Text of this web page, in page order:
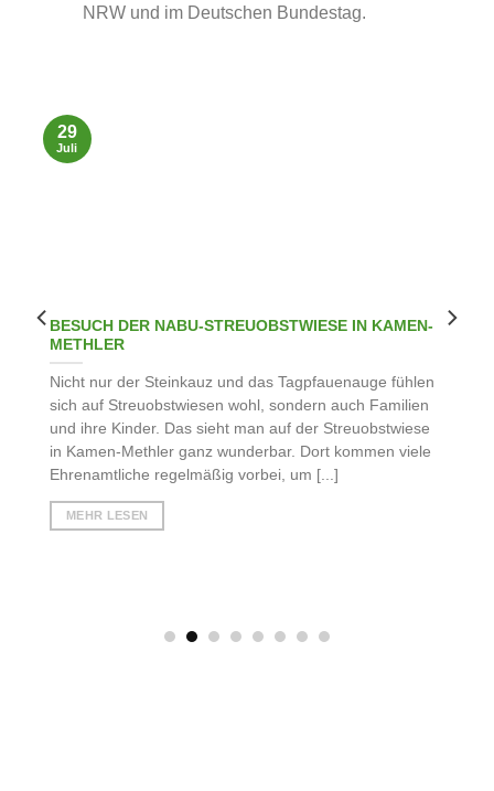
NRW und im Deutschen Bundestag.
BESUCH DER NABU-STREUOBSTWIESE IN KAMEN-
METHLER
Nicht nur der Steinkauz und das Tagpfauenauge fühlen
sich auf Streuobstwiesen wohl, sondern auch Familien
und ihre Kinder. Das sieht man auf der Streuobstwiese
in Kamen-Methler ganz wunderbar. Dort kommen viele
Ehrenamtliche regelmäßig vorbei, um [...]
MEHR LESEN
29
Juli